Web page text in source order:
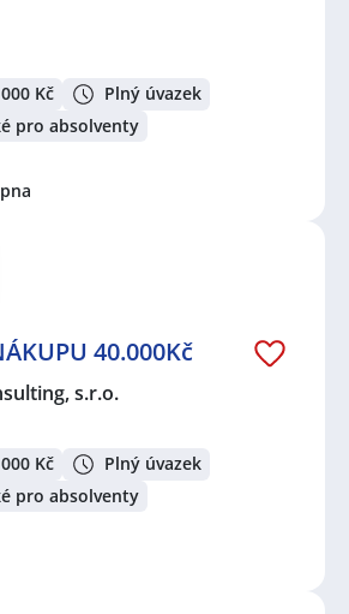
Kč
Plný úvazek
pro absolventy
40.000Kč
s.r.o.
Kč
Plný úvazek
pro absolventy